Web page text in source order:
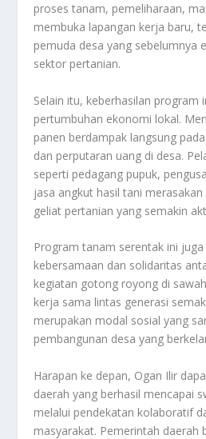
proses tanam, pemeliharaan,
membuka lapangan kerja baru,
pemuda desa yang sebelumnya
sektor pertanian.
Selain itu, keberhasilan
pertumbuhan ekonomi lokal.
panen berdampak langsung
dan perputaran uang di desa.
seperti pedagang pupuk,
jasa angkut hasil tani
geliat pertanian yang semakin
Program tanam serentak ini
kebersamaan dan solidaritas
kegiatan gotong royong di
kerja sama lintas generasi
merupakan modal sosial yang
pembangunan desa yang
Harapan ke depan, Ogan Ilir
daerah yang berhasil mencapai
melalui pendekatan kolaboratif
masyarakat. Pemerintah daerah